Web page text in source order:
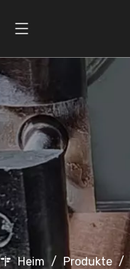
Heim / Produkte /